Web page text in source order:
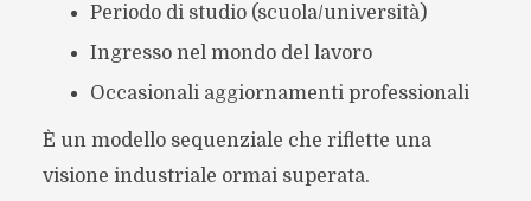
Periodo di studio (scuola/università)
Ingresso nel mondo del lavoro
Occasionali aggiornamenti professionali
È un modello sequenziale che riflette una
visione industriale ormai superata.